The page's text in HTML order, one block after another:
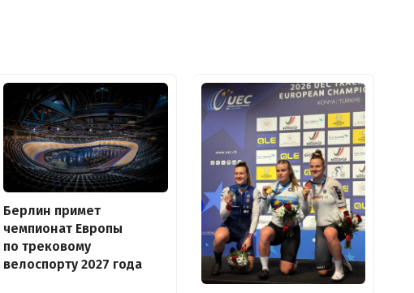
Берлин примет
чемпионат Европы
по трековому
велоспорту 2027 года